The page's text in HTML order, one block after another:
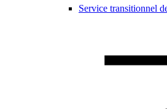
Service transitionnel